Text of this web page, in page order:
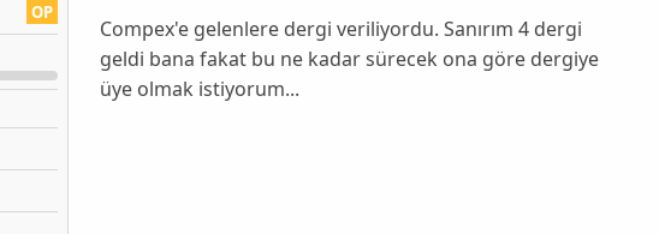
OP
Compex'e gelenlere dergi veriliyordu. Sanırım 4 dergi
geldi bana fakat bu ne kadar sürecek ona göre dergiye
üye olmak istiyorum...